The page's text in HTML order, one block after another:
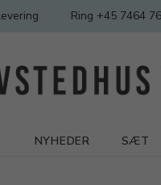
Ring +45 7464
NYHEDER SÆT